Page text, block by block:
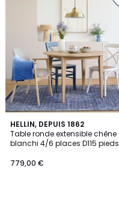
HELLIN, DEPUIS 1862
Table ronde extensible chêne
blanchi 4/6 places D115 pieds
779,00 €